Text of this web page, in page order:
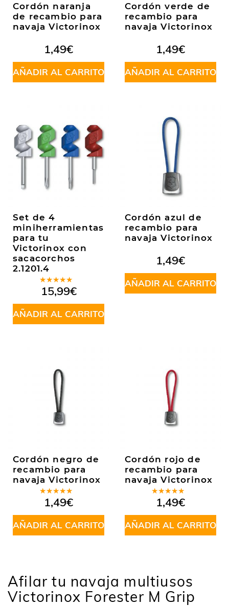
Cordón naranja
de recambio para
navaja Victorinox
1,49€
AÑADIR AL CARRITO
Cordón verde de
recambio para
navaja Victorinox
1,49€
AÑADIR AL CARRITO
Set de 4
miniherramientas
para tu
Victorinox con
sacacorchos
2.1201.4
Valorado
en5.00de
5
15,99€
AÑADIR AL CARRITO
Cordón azul de
recambio para
navaja Victorinox
1,49€
AÑADIR AL CARRITO
Cordón negro de
recambio para
navaja Victorinox
Valorado
en5.00de
5
1,49€
AÑADIR AL CARRITO
Cordón rojo de
recambio para
navaja Victorinox
Valorado
en5.00de
5
1,49€
AÑADIR AL CARRITO
Afilar tu navaja multiusos
Victorinox Forester M Grip